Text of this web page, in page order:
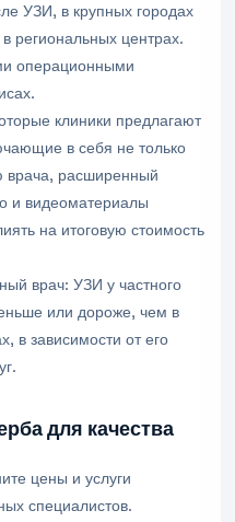
УЗИ, в крупных городах
региональных центрах.
операционными
клиники предлагают
в себя не только
врача, расширенный
и видеоматериалы
на итоговую стоимость
врач: УЗИ у частного
или дороже, чем в
в зависимости от его
для качества
цены и услуги
специалистов.